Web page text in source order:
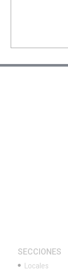
SECCIONES
Locales